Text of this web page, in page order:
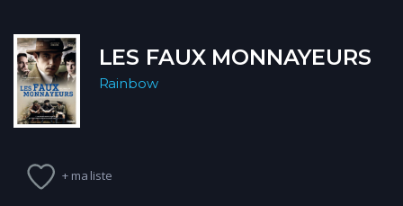
LES FAUX MONNAYEURS
Rainbow
+ ma liste